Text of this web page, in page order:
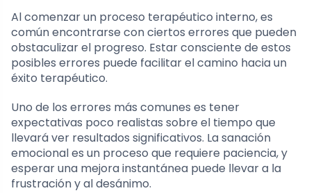
Al comenzar un proceso terapéutico interno, es
común encontrarse con ciertos errores que pueden
obstaculizar el progreso. Estar consciente de estos
posibles errores puede facilitar el camino hacia un
éxito terapéutico.
Uno de los errores más comunes es tener
expectativas poco realistas sobre el tiempo que
llevará ver resultados significativos. La sanación
emocional es un proceso que requiere paciencia, y
esperar una mejora instantánea puede llevar a la
frustración y al desánimo.